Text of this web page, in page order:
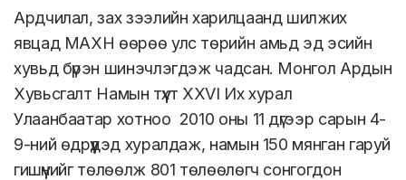
Ардчилал, зах зээлийн харилцаанд шилжих
явцад МАХН өөрөө улс төрийн амьд эд эсийн
хувьд бүрэн шинэчлэгдэж чадсан. Монгол Ардын
Хувьсгалт Намын түүхт XXVI Их хурал
Улаанбаатар хотноо 2010 оны 11 дүгээр сарын 4-
9-ний өдрүүдэд хуралдаж, намын 150 мянган гаруй
гишүүнийг төлөөлж 801 төлөөлөгч сонгогдон